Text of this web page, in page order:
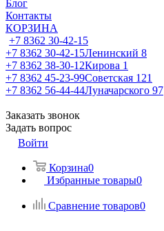
Блог
Контакты
КОРЗИНА
+7 8362 30-42-15
+7 8362 30-42-15Ленинский 8
+7 8362 38-30-12Кирова 1
+7 8362 45-23-99Советская 121
+7 8362 56-44-44Луначарского 97
Заказать звонок
Задать вопрос
Войти
Корзина0
Избранные товары0
Сравнение товаров0